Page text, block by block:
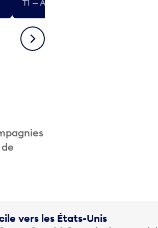
T1 — Après-sécurité (États-Unis)
Suivant
vers les États-Unis